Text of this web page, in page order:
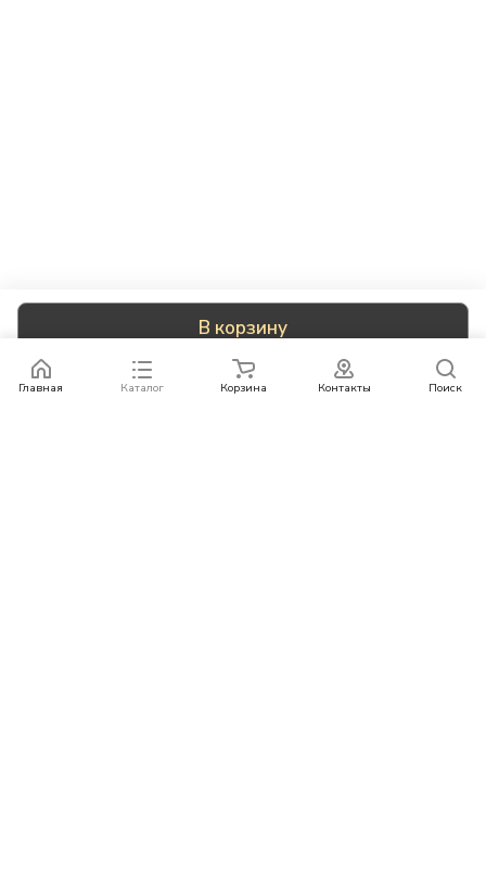
В корзину
Главная Каталог Корзина Контакты Поиск